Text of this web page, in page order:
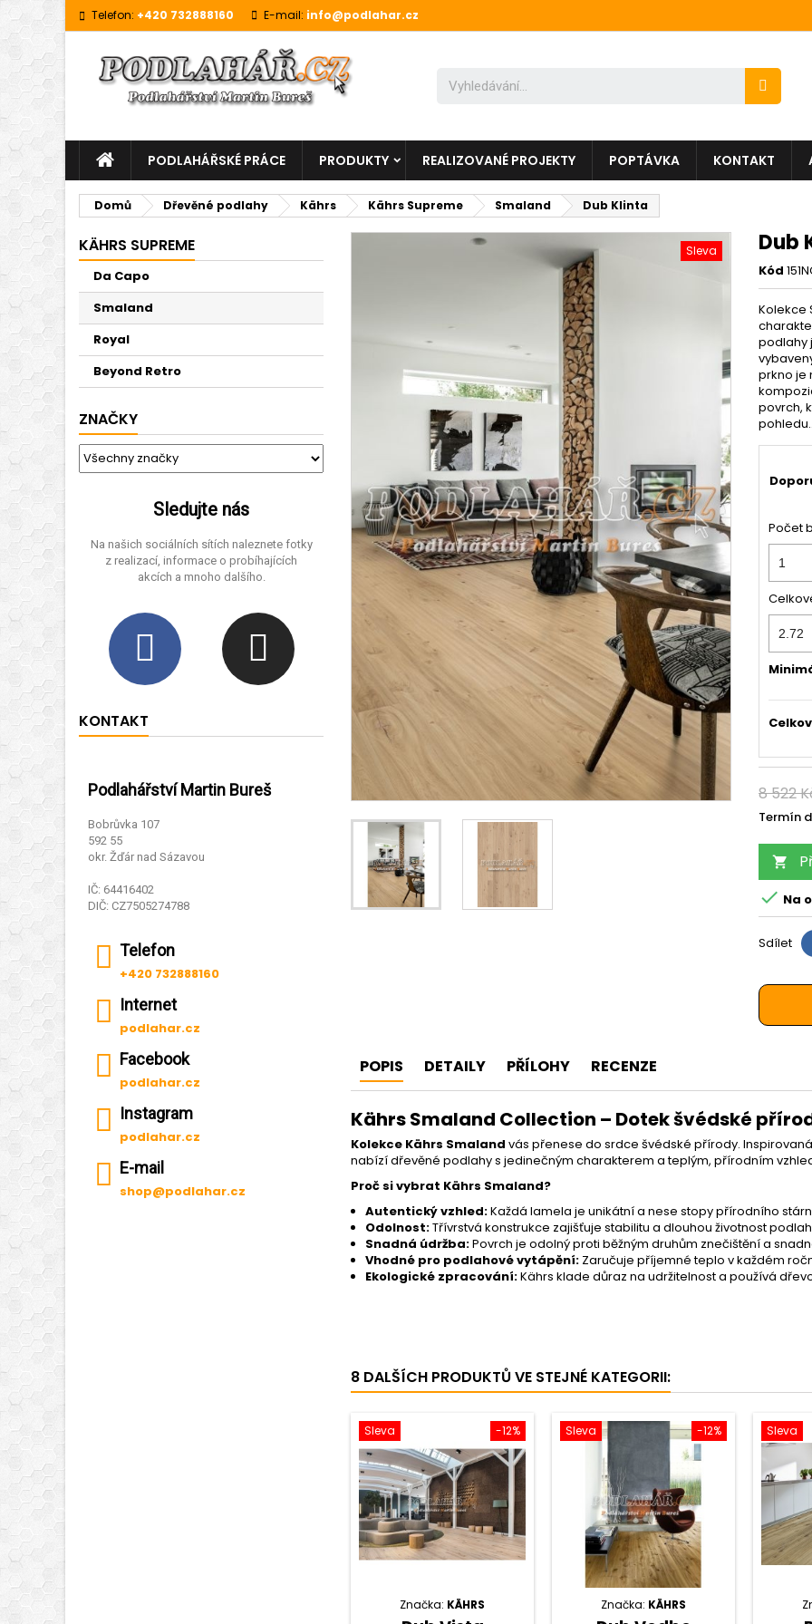
Telefon: +420 732888160 E-mail: info@podlahar.cz
PODLAHÁŘSKÉ PRÁCE PRODUKTY REALIZOVANÉ PROJEKTY POPTÁVKA KONTAKT
Domů Dřevěné podlahy Kährs Kährs Supreme Smaland Dub Klinta
KÄHRS SUPREME
Da Capo
Smaland
Royal
Beyond Retro
ZNAČKY
Sledujte nás
Na našich sociálních sítích naleznete fotky
z realizací, informace o probíhajících
akcích a mnoho dalšího.
KONTAKT
Podlahářství Martin Bureš
Bobrůvka 107
592 55
okr. Žďár nad Sázavou
IČ: 64416402
DIČ: CZ7505274788
Telefon
+420 732888160
Internet
podlahar.cz
Facebook
podlahar.cz
Instagram
podlahar.cz
E-mail
shop@podlahar.cz
Sleva Dub
Kód
Kolekce
podlahy
prkno je
povrch,
Počet
8 522
Termín

 Na
Sdílet
POPIS DETAILY PŘÍLOHY RECENZE
Kährs Smaland Collection – Dotek švédské
Kolekce Kährs Smaland vás přenese do srdce švédské přírody.
nabízí dřevěné podlahy s jedinečným charakterem a teplým, přírodním
Proč si vybrat Kährs Smaland?
Autentický vzhled:Každá lamela je unikátní a nese stopy přírodního
Odolnost:Třívrstvá konstrukce zajišťuje stabilitu a dlouhou životnost
Snadná údržba:Povrch je odolný proti běžným druhům znečištění a
Vhodné pro podlahové vytápění: Zaručuje příjemné teplo v každém
Ekologické zpracování:Kährs klade důraz na udržitelnost a používá
8 DALŠÍCH PRODUKTŮ VE STEJNÉ KATEGORII:
-12%
Sleva
Značka: KÄHRS
-12%
Sleva
Značka: KÄHRS
Sleva